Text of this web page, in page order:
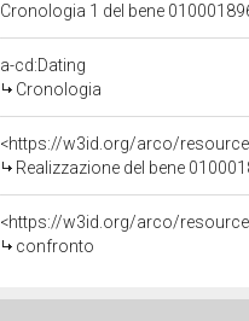
Cronologia 1 del bene
a-cd:Dating
Cronologia
<https://w3id.org/arco/
Realizzazione del bene
<https://w3id.org/arco/
confronto